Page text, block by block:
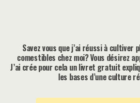
Savez vous que j’ai réussi à cultiver
comestibles chez moi? Vous désirez
J’ai crée pour cela un livret gratuit
les bases d’une culture